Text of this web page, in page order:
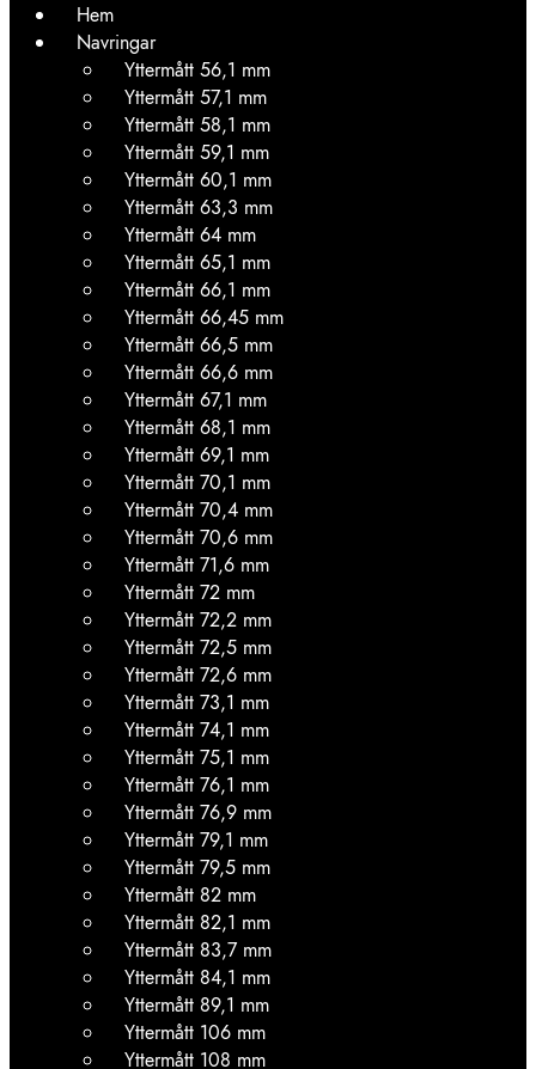
Hem
Navringar
Yttermått 56,1 mm
Yttermått 57,1 mm
Yttermått 58,1 mm
Yttermått 59,1 mm
Yttermått 60,1 mm
Yttermått 63,3 mm
Yttermått 64 mm
Yttermått 65,1 mm
Yttermått 66,1 mm
Yttermått 66,45 mm
Yttermått 66,5 mm
Yttermått 66,6 mm
Yttermått 67,1 mm
Yttermått 68,1 mm
Yttermått 69,1 mm
Yttermått 70,1 mm
Yttermått 70,4 mm
Yttermått 70,6 mm
Yttermått 71,6 mm
Yttermått 72 mm
Yttermått 72,2 mm
Yttermått 72,5 mm
Yttermått 72,6 mm
Yttermått 73,1 mm
Yttermått 74,1 mm
Yttermått 75,1 mm
Yttermått 76,1 mm
Yttermått 76,9 mm
Yttermått 79,1 mm
Yttermått 79,5 mm
Yttermått 82 mm
Yttermått 82,1 mm
Yttermått 83,7 mm
Yttermått 84,1 mm
Yttermått 89,1 mm
Yttermått 106 mm
Yttermått 108 mm